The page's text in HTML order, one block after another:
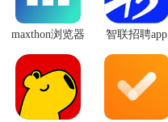
maxthon浏览器
手机版
智联招聘app